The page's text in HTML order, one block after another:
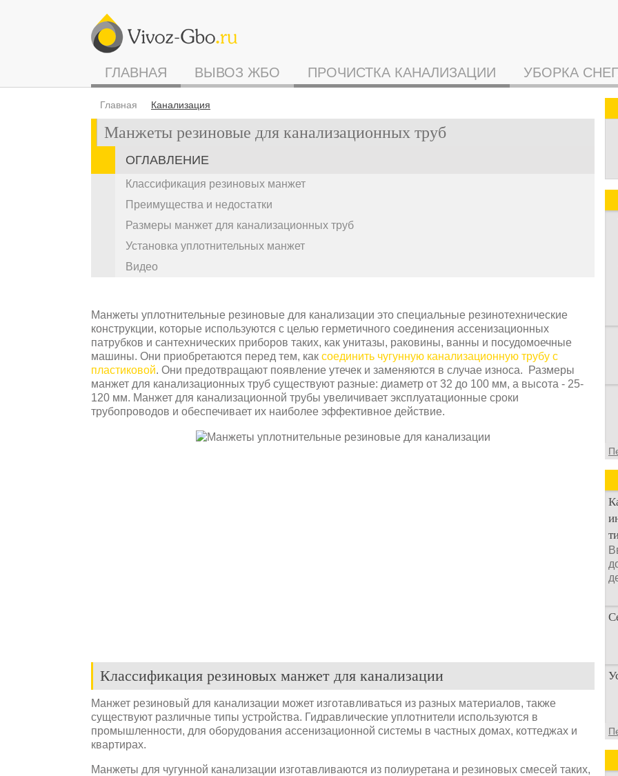
ГЛАВНАЯ ВЫВОЗ ЖБО ПРОЧИСТКА КАНАЛИЗАЦИИ УБОРКА
Главная Канализация
Манжеты резиновые для канализационных труб
ОГЛАВЛЕНИЕ
Классификация резиновых манжет
Преимущества и недостатки
Размеры манжет для канализационных труб
Установка уплотнительных манжет
Видео
Манжеты уплотнительные резиновые для канализации это специальные резинотехнические
конструкции, которые используются с целью герметичного соединения ассенизационных
патрубков и сантехнических приборов таких, как унитазы, раковины, ванны и посудомоечные
машины. Они приобретаются перед тем, как соединить чугунную канализационную трубу с
пластиковой. Они предотвращают появление утечек и заменяются в случае износа. Размеры
манжет для канализационных труб существуют разные: диаметр от 32 до 100 мм, а высота - 25-
120 мм. Манжет для канализационной трубы увеличивает эксплуатационные сроки
трубопроводов и обеспечивает их наиболее эффективное действие.
Классификация резиновых манжет для канализации
Манжет резиновый для канализации может изготавливаться из разных материалов, также
существуют различные типы устройства. Гидравлические уплотнители используются в
промышленности, для оборудования ассенизационной системы в частных домах, коттеджах и
квартирах.
Манжеты для чугунной канализации изготавливаются из полиуретана и резиновых смесей таких,